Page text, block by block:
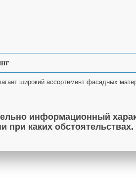
широкий ассортимент фасадных
информационный
при каких обстоятельствах.